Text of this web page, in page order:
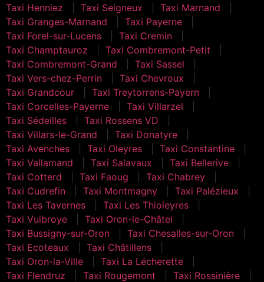
Taxi Henniez
Taxi Seigneux
Taxi Marnand
Taxi Granges-Marnand
Taxi Payerne
Taxi Forel-sur-Lucens
Taxi Cremin
Taxi Champtauroz
Taxi Combremont-Petit
Taxi Combremont-Grand
Taxi Sassel
Taxi Vers-chez-Perrin
Taxi Chevroux
Taxi Grandcour
Taxi Treytorrens-Payern
Taxi Corcelles-Payerne
Taxi Villarzel
Taxi Sédeilles
Taxi Rossens VD
Taxi Villars-le-Grand
Taxi Donatyre
Taxi Avenches
Taxi Oleyres
Taxi Constantine
Taxi Vallamand
Taxi Salavaux
Taxi Bellerive
Taxi Cotterd
Taxi Faoug
Taxi Chabrey
Taxi Cudrefin
Taxi Montmagny
Taxi Palézieux
Taxi Les Tavernes
Taxi Les Thioleyres
Taxi Vuibroye
Taxi Oron-le-Châtel
Taxi Bussigny-sur-Oron
Taxi Chesalles-sur-Oron
Taxi Ecoteaux
Taxi Châtillens
Taxi Oron-la-Ville
Taxi La Lécherette
Taxi Flendruz
Taxi Rougemont
Taxi Rossinière